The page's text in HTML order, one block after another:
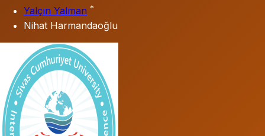
Yalçın Yalman *
Nihat Harmandaoğlu